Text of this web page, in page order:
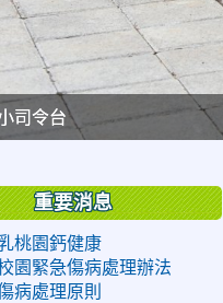
我們活力的來源
我們活力的來源
司令台
司令台
田園風光意象的中廊
田園風光意象的中廊
場
場
息
息
重要消息
桃園鈣健康
園緊急傷病處理辦法
病處理原則